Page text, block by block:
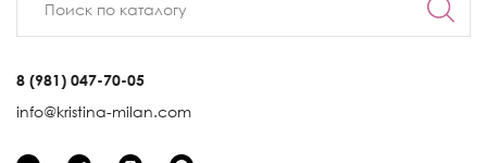
8 (981) 047-70-05
info@kristina-milan.com